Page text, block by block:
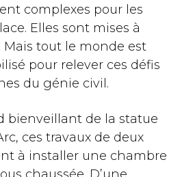
complexes pour les
Elles sont mises à
Mais tout le monde est
pour relever ces défis
du génie civil.
bienveillant de la statue
ces travaux de deux
à installer une chambre